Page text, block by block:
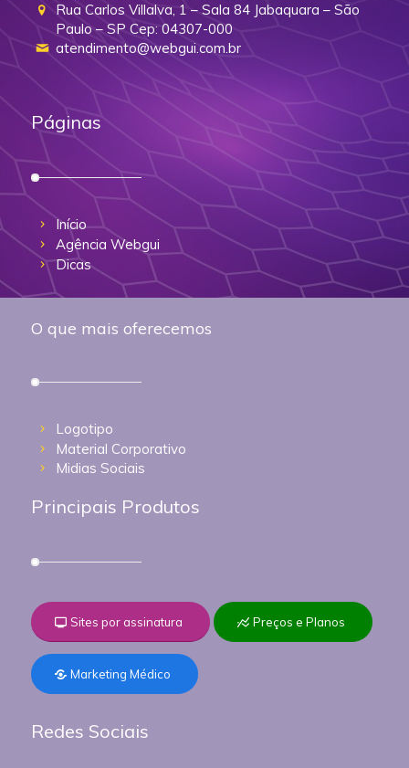
Rua Carlos Villalva, 1 – Sala 84 Jabaquara – São
Paulo – SP Cep: 04307-000
atendimento@webgui.com.br
Páginas
Início
Agência Webgui
Dicas
O que mais oferecemos
Logotipo
Material Corporativo
Midias Sociais
Principais Produtos
Sites por assinatura Preços e Planos
Marketing Médico
Redes Sociais